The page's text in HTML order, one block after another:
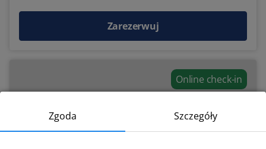
Zarezerwuj
Online check-in
Zgoda Szczegóły